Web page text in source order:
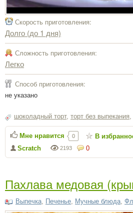
Скорость приготовления:
Долго (до 1 дня)
Сложность приготовления:
Легко
Способ приготовления:
не указано
шоколадный торт, торт без выпекания
0
2193
Scratch
Мне нравится 0 В
Пахлава медовая
Выпечка Печенье Мучные блюда